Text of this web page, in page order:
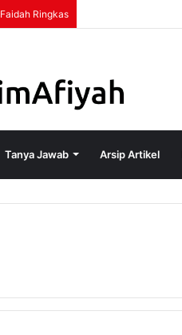
Faidah Ringkas
Tanya Jawab Arsip Artikel